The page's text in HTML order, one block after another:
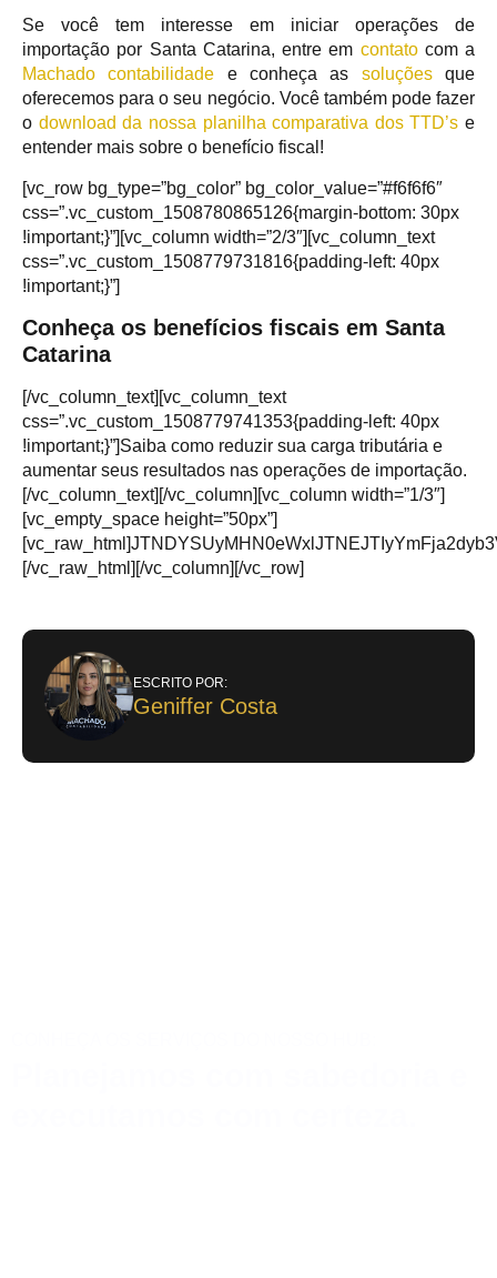
Se você tem interesse em iniciar operações de
importação por Santa Catarina, entre em contato com a
Machado contabilidade e conheça as soluçõesque
oferecemos para o seu negócio. Você também pode fazer
o download da nossa planilha comparativa dos TTD’s e
entender mais sobre o benefício fiscal!
[vc_row bg_type=”bg_color” bg_color_value=”#f6f6f6″
css=”.vc_custom_1508780865126{margin-bottom: 30px
!important;}”][vc_column width=”2/3″][vc_column_text
css=”.vc_custom_1508779731816{padding-left: 40px
!important;}”]
Conheça os benefícios fiscais em Santa
Catarina
[/vc_column_text][vc_column_text
css=”.vc_custom_1508779741353{padding-left: 40px
!important;}”]Saiba como reduzir sua carga tributária e
aumentar seus resultados nas operações de importação.
[/vc_column_text][/vc_column][vc_column width=”1/3″]
[vc_empty_space height=”50px”]
[/vc_raw_html][/vc_column][/vc_row]
ESCRITO POR:
Geniffer Costa